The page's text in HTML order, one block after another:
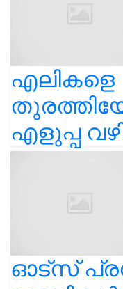
എലികളെ
എളുപ്പ
ഓട്സ്